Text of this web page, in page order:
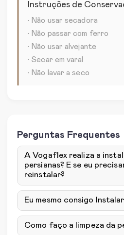
Instruções de
• Não usar secadora
• Não passar com ferro
• Não usar alvejante
• Secar em varal
• Não lavar a seco
Perguntas Frequentes
A Vogaflex realiza a
persianas? E se eu
reinstalar?
Eu mesmo consigo
Como faço a limpeza da